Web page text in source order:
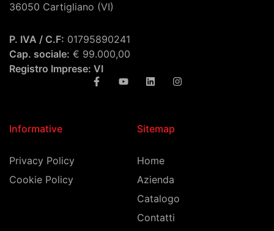
36050 Cartigliano (VI)
P. IVA / C.F: 01795890241
Cap. sociale: € 99.000,00
Registro Imprese: VI
Informative
Privacy Policy
Cookie Policy
Sitemap
Home
Azienda
Catalogo
Contatti